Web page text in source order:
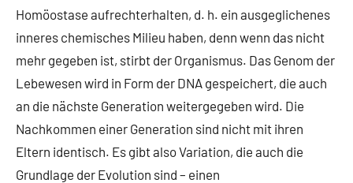
Homöostase aufrechterhalten, d. h. ein ausgeglichenes
inneres chemisches Milieu haben, denn wenn das nicht
mehr gegeben ist, stirbt der Organismus. Das Genom der
Lebewesen wird in Form der DNA gespeichert, die auch
an die nächste Generation weitergegeben wird. Die
Nachkommen einer Generation sind nicht mit ihren
Eltern identisch. Es gibt also Variation, die auch die
Grundlage der Evolution sind – einen